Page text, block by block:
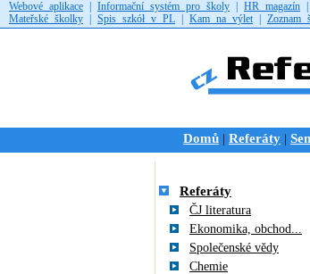
Webové aplikace Informační systém pro školy HR magazín
Mateřské školky
Spis szkół v PL Kam na výlet| Zoznam
Domů Referáty
Referáty
ČJ literatura
Ekonomika, obchod...
Společenské vědy
Chemie